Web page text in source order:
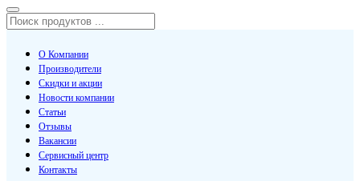
О Компании
Производители
Скидки и акции
Новости компании
Статьи
Отзывы
Вакансии
Сервисный центр
Контакты